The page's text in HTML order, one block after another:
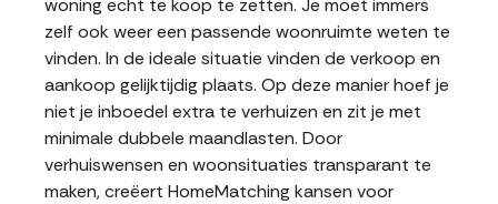
woning echt te koop te zetten. Je moet immers
zelf ook weer een passende woonruimte weten te
vinden. In de ideale situatie vinden de verkoop en
aankoop gelijktijdig plaats. Op deze manier hoef je
niet je inboedel extra te verhuizen en zit je met
minimale dubbele maandlasten. Door
verhuiswensen en woonsituaties transparant te
maken, creëert HomeMatching kansen voor